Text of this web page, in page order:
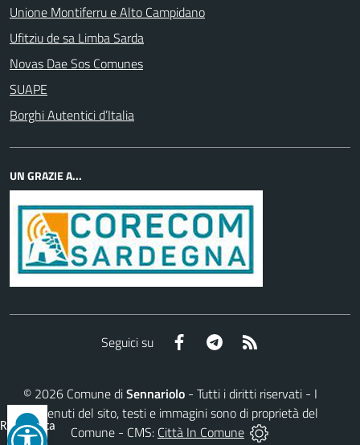
Unione Montiferru e Alto Campidano
Ufitziu de sa Limba Sarda
Novas Dae Sos Comunes
SUAPE
Borghi Autentici d’Italia
UN GRAZIE A...
Seguici su Facebook Telegram
© 2026 Comune diSennariolo - Tutti i diritti riservati - I
contenuti del sito, testi e immagini sono di proprietà del
Comune - CMS: Città In Comune
Reimposta
tutto